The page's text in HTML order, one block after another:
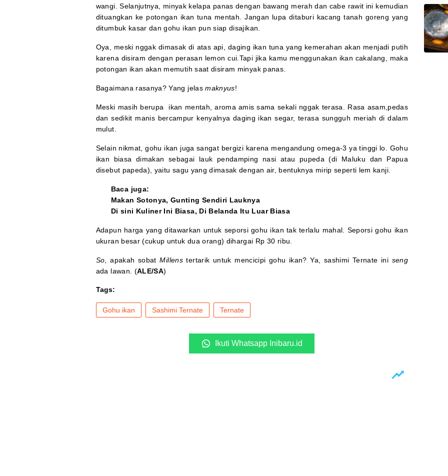
wangi. Selanjutnya, minyak kelapa panas dengan bawang merah dan cabe rawit ini kemudian
dituangkan ke potongan ikan tuna mentah. Jangan lupa ditaburi kacang tanah goreng yang
ditumbuk kasar dan gohu ikan pun siap disajikan.
Oya, meski nggak dimasak di atas api, daging ikan tuna yang kemerahan akan menjadi putih
karena disiram dengan perasan lemon cui.Tapi jika kamu menggunakan ikan cakalang, maka
potongan ikan akan memutih saat disiram minyak panas.
Bagaimana rasanya? Yang jelasmaknyus!
Meski masih berupa ikan mentah, aroma amis sama sekali nggak terasa. Rasa asam,pedas
dan sedikit manis bercampur kenyalnya daging ikan segar, terasa sungguh meriah di dalam
mulut.
Selain nikmat, gohu ikan juga sangat bergizi karena mengandung omega-3 ya tinggi lo. Gohu
ikan biasa dimakan sebagai lauk pendamping nasi atau pupeda (di Maluku dan Papua
disebut papeda), yaitu sagu yang dimasak dengan air, bentuknya mirip seperti lem kanji.
Baca juga:
Makan Sotonya, Gunting Sendiri Lauknya
Di sini Kuliner Ini Biasa, Di Belanda Itu Luar Biasa
Adapun harga yang ditawarkan untuk seporsi gohu ikan tak terlalu mahal. Seporsi gohu ikan
ukuran besar (cukup untuk dua orang) dihargai Rp 30 ribu.
So , apakah sobatMillenstertarik untuk mencicipi gohu ikan? Ya, sashimi Ternate ini seng
ada lawan. (ALE/SA)
Tags:
Gohu ikan Sashimi Ternate Ternate
Ikuti Whatsapp Inibaru.id